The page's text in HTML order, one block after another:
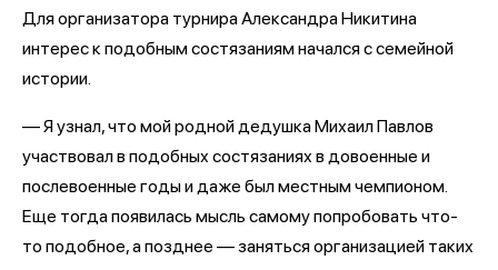
Для организатора турнира Александра Никитина
интерес к подобным состязаниям начался с семейной
истории.
— Я узнал, что мой родной дедушка Михаил Павлов
участвовал в подобных состязаниях в довоенные и
послевоенные годы и даже был местным чемпионом.
Еще тогда появилась мысль самому попробовать что-
то подобное, а позднее — заняться организацией таких